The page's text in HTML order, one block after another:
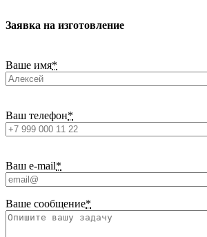
Заявка на изготовление
Ваше имя*
Ваш телефон*
Ваш e-mail*
Ваше сообщение*